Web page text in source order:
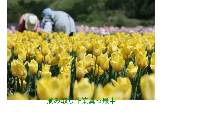
摘み取り作業真っ最中